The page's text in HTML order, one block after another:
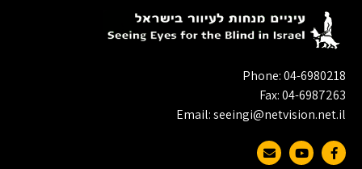
Phone: 04-6980218
Fax: 04-6987263
Email: seeingi@netvision.net.il